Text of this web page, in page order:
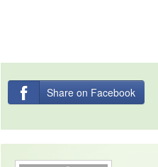
Share on Facebook